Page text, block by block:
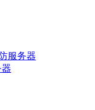
服务器